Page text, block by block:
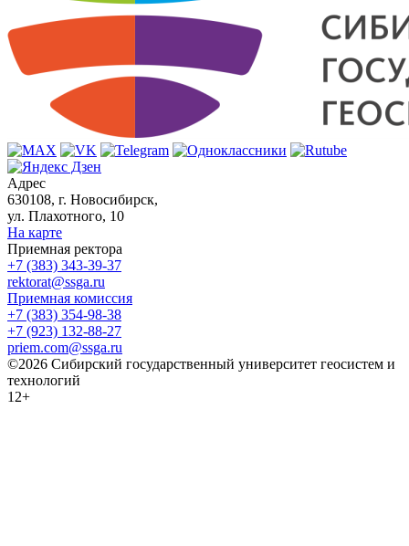
Адрес
630108, г. Новосибирск,
ул. Плахотного, 10
На карте
Приемная ректора
+7 (383) 343-39-37
rektorat@ssga.ru
Приемная комиссия
+7 (383) 354-98-38
+7 (923) 132-88-27
priem.com@ssga.ru
©2026 Сибирский государственный университет геосистем и
технологий
12+